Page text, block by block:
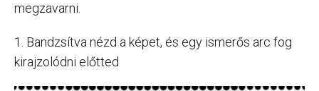
megzavarni.
1. Bandzsítva nézd a képet, és egy ismerős arc fog
kirajzolódni előtted